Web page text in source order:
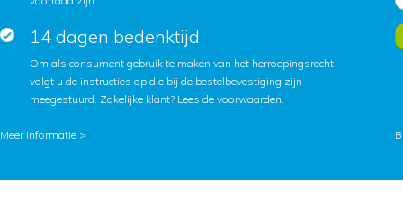
14 dagen bedenktijd
Om als consument gebruik te maken van het herroepingsrecht
volgt u de instructies op die bij de bestelbevestiging zijn
meegestuurd. Zakelijke klant? Lees de voorwaarden.
Meer informatie >